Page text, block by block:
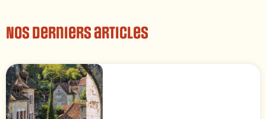
Nos derniers articles